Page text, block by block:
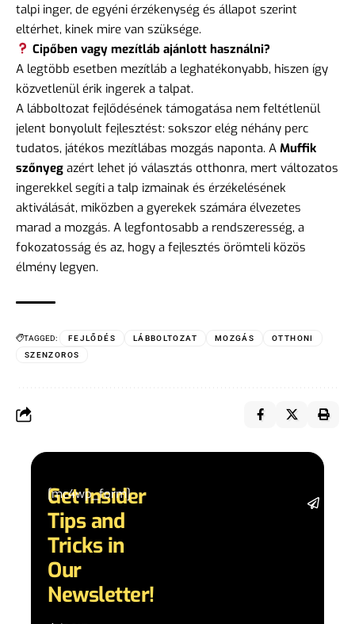
talpi inger, de egyéni érzékenység és állapot szerint
eltérhet, kinek mire van szüksége.
Cipőben vagy mezítláb ajánlott használni?
A legtöbb esetben mezítláb a leghatékonyabb, hiszen így
közvetlenül érik ingerek a talpat.
A lábboltozat fejlődésének támogatása nem feltétlenül
jelent bonyolult fejlesztést: sokszor elég néhány perc
tudatos, játékos mezítlábas mozgás naponta. A Muffik
szőnyeg azért lehet jó választás otthonra, mert változatos
ingerekkel segíti a talp izmainak és érzékelésének
aktiválását, miközben a gyerekek számára élvezetes
marad a mozgás. A legfontosabb a rendszeresség, a
fokozatosság és az, hogy a fejlesztés örömteli közös
élmény legyen.
TAGGED: FEJLŐDÉS LÁBBOLTOZAT MOZGÁS
OTTHONI
SZENZOROS
Get Insider
Tips and
Tricks in
Our
Newsletter!
[mc4wp_form]